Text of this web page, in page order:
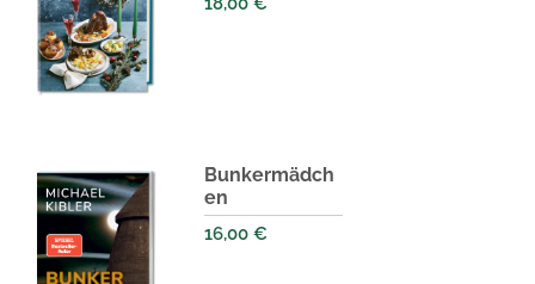
Bunkermädch
en
16,00 €